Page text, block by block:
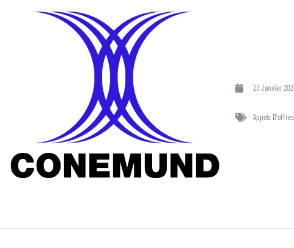
23 Janvier
Appels D'offres